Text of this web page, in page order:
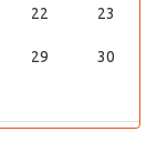
22 23
29 30